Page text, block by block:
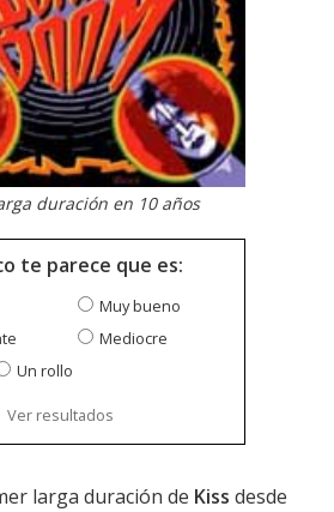
duración en 10 años
te parece que es:
Muy bueno
Mediocre
Un rollo
Ver resultados
larga duración de Kiss desde